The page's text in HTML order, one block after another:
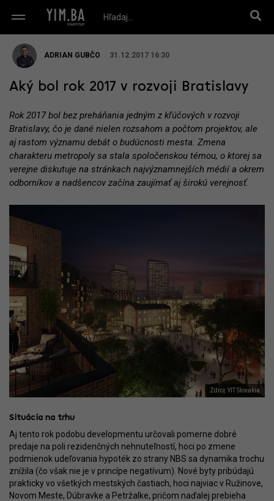
ADRIAN GUBČO 31.12.2017 16:30
Aký bol rok 2017 v rozvoji Bratislavy
Rok 2017 bol bez preháňania jedným z kľúčových v rozvoji
Bratislavy, čo je dané nielen rozsahom a počtom projektov, ale
aj rastom významu debát o budúcnosti mesta. Zmena
charakteru metropoly sa stala spoločenskou témou, o ktorej sa
verejne diskutuje na stránkach najvýznamnejších médií a okrem
odborníkov a nadšencov začína zaujímať aj širokú verejnosť.
Zdroj: YIT Slovakia
Situácia na trhu
Aj tento rok podobu developmentu určovali pomerne dobré
predaje na poli rezidenčných nehnuteľností, hoci po zmene
podmienok udeľovania hypoték zo strany NBS sa dynamika trochu
znížila (čo však nie je v princípe negatívum). Nové byty pribúdajú
prakticky vo všetkých mestských častiach, hoci najviac v Ružinove,
Novom Meste, Dúbravke a Petržalke, pričom naďalej prebieha